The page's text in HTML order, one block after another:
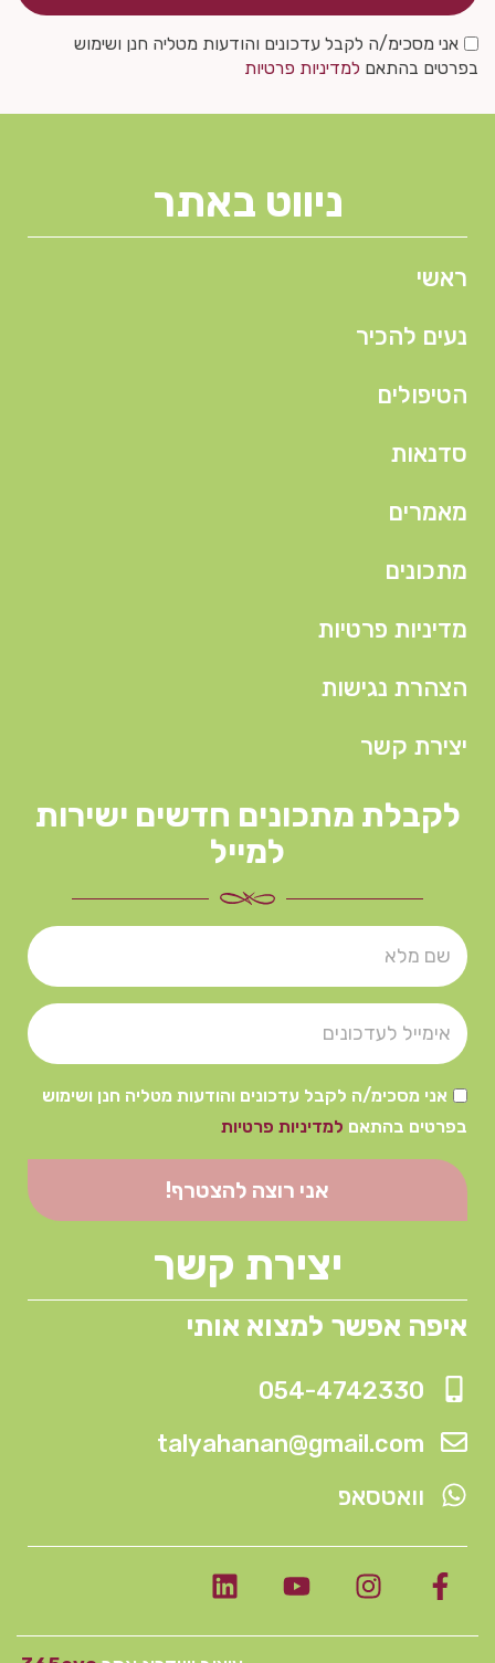
אני מסכימ/ה לקבל עדכונים והודעות מטליה חנן ושימוש
בפרטים בהתאם למדיניות פרטיות
ניווט באתר
ראשי
נעים להכיר
הטיפולים
סדנאות
מאמרים
מתכונים
מדיניות פרטיות
הצהרת נגישות
יצירת קשר
לקבלת מתכונים חדשים ישירות
למייל
אני מסכימ/ה לקבל עדכונים והודעות מטליה חנן ושימוש
בפרטים בהתאם למדיניות פרטיות
אני רוצה להצטרף!
יצירת קשר
איפה אפשר למצוא אותי
054-4742330
talyahanan@gmail.com
וואטסאפ